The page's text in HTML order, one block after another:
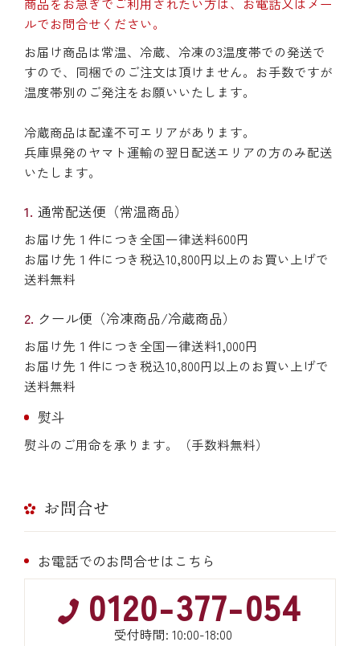
ルでお問合せください。
お届け商品は常温、冷蔵、冷凍の3温度帯での発送で
すので、同梱でのご注文は頂けません。お手数ですが
温度帯別のご発注をお願いいたします。
冷蔵商品は配達不可エリアがあります。
兵庫県発のヤマト運輸の翌日配送エリアの方のみ配送
いたします。
通常配送便（常温商品）
お届け先１件につき全国一律送料600円
お届け先１件につき税込10,800円以上のお買い上げで
送料無料
クール便（冷凍商品/冷蔵商品）
お届け先１件につき全国一律送料1,000円
お届け先１件につき税込10,800円以上のお買い上げで
送料無料
熨斗
熨斗のご用命を承ります。（手数料無料）
お問合せ
お電話でのお問合せはこちら
0120-377-054
受付時間: 10:00-18:00